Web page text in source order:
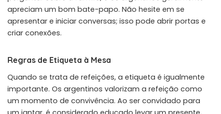
apreciam um bom bate-papo. Não hesite em se
apresentar e iniciar conversas; isso pode abrir portas e
criar conexões.
Regras de Etiqueta à Mesa
Quando se trata de refeições, a etiqueta é igualmente
importante. Os argentinos valorizam a refeição como
um momento de convivência. Ao ser convidado para